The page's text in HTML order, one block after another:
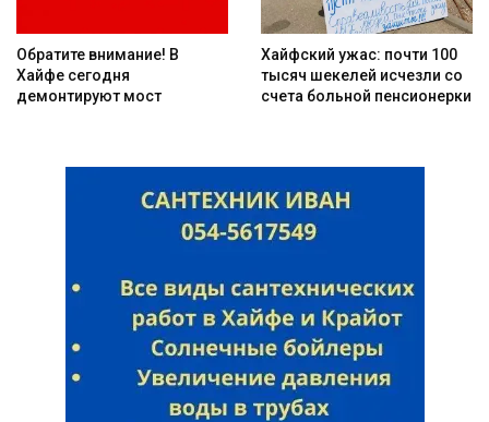
Обратите внимание! В
Хайфе сегодня
демонтируют мост
Хайфский ужас: почти 100
тысяч шекелей исчезли со
счета больной пенсионерки